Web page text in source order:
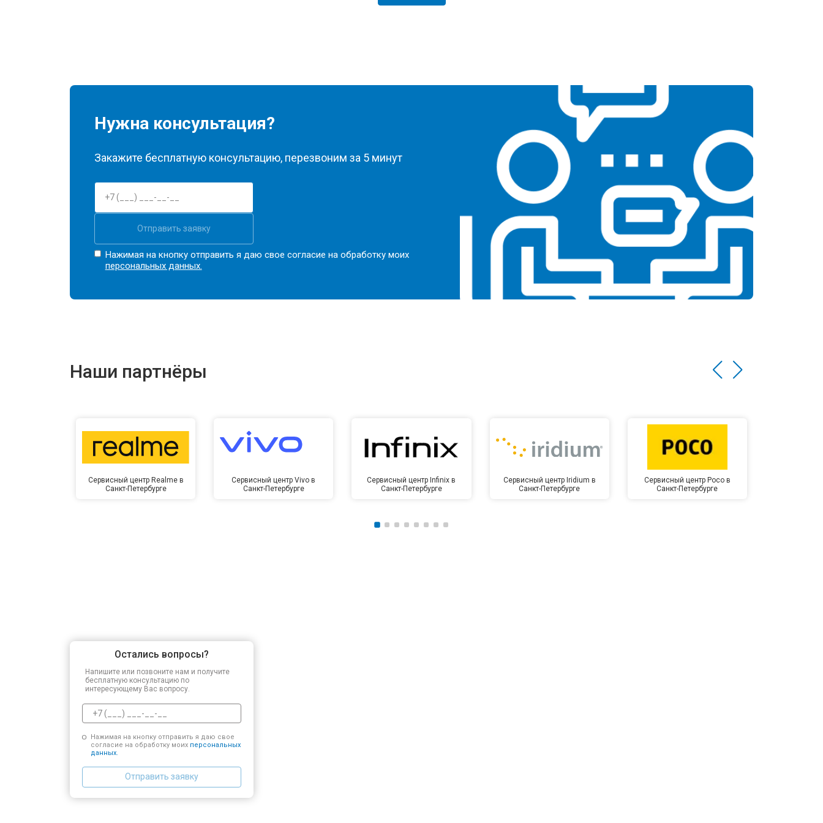
Нужна консультация?
Закажите бесплатную консультацию, перезвоним за 5 минут
Отправить заявку
Нажимая на кнопку отправить я даю свое согласие на обработку моих
персональных данных.
Наши партнёры
Сервисный центр Realme в
Санкт-Петербурге
Сервисный центр Vivo в
Санкт-Петербурге
Сервисный центр Infinix в
Санкт-Петербурге
Сервисный центр Iridium в
Санкт-Петербурге
Сервисный центр Poco в
Санкт-Петербурге
Остались вопросы?
Напишите или позвоните нам и получите
бесплатную консультацию по
интересующему Вас вопросу.
Нажимая на кнопку отправить я даю свое
согласие на обработку моих персональных
данных.
Отправить заявку